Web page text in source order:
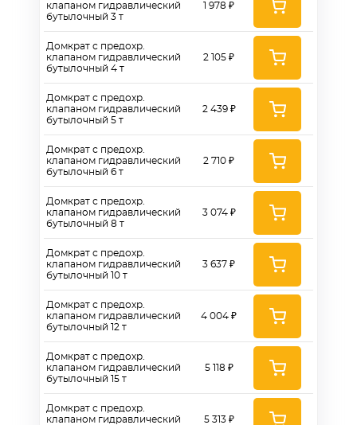
клапаном гидравлический
бутылочный 3 т
Домкрат с предохр.
клапаном гидравлический
бутылочный 4 т
Домкрат с предохр.
клапаном гидравлический
бутылочный 5 т
Домкрат с предохр.
клапаном гидравлический
бутылочный 6 т
Домкрат с предохр.
клапаном гидравлический
бутылочный 8 т
Домкрат с предохр.
клапаном гидравлический
бутылочный 10 т
Домкрат с предохр.
клапаном гидравлический
бутылочный 12 т
Домкрат с предохр.
клапаном гидравлический
бутылочный 15 т
Домкрат с предохр.
клапаном гидравлический
1 978 ₽
2 105 ₽
2 439 ₽
2 710 ₽
3 074 ₽
3 637 ₽
4 004 ₽
5 118 ₽
5 313 ₽